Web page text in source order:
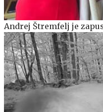
Andrej Štremfelj je